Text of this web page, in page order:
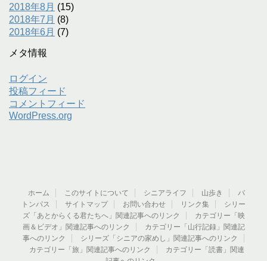
2018年8月 (15)
2018年7月 (8)
2018年6月 (7)
メタ情報
ログイン
投稿フィード
コメントフィード
WordPress.org
ホーム このサイトについて シニアライフ 山歩き
バ
トンパス
サイトマップ お問い合わせ リンク集
シリー
ズ「あとからくる君たちへ」関連記事へのリンク
カテゴリー「映
画＆ビデオ」関連記事へのリンク
カテゴリー「山行記録」関連記
事へのリンク
シリーズ「シニアの家めし」関連記事へのリンク
カテゴリー「旅」関連記事へのリンク
カテゴリー「読書」関連